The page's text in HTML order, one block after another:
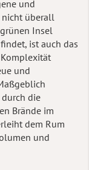
und
überall
Insel
ist auch das
und
die
Brände im
dem Rum
und